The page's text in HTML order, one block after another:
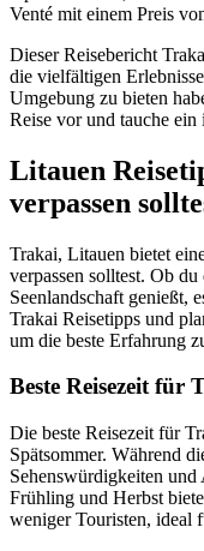
Venté mit einem Preis
Dieser Reisebericht
die vielfältigen
Umgebung zu bieten
Reise vor und tauche
Litauen
verpassen
Trakai, Litauen bietet
verpassen solltest. Ob
Seenlandschaft genießt,
Trakai Reisetipps und
um die beste Erfahrung
Beste Reisezeit für
Die beste Reisezeit für
Spätsommer. Während
Sehenswürdigkeiten
Frühling und Herbst
weniger Touristen, ideal